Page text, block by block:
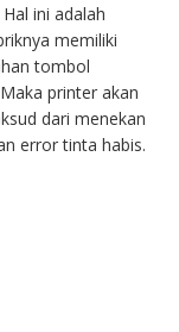
ini adalah
memiliki
tombol
printer akan
dari menekan
error tinta habis.